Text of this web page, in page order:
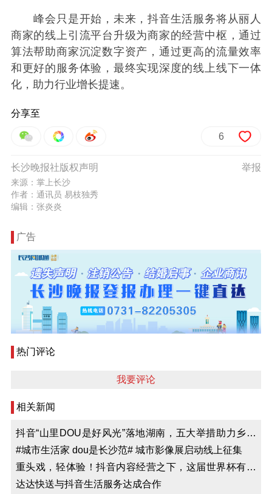
峰会只是开始，未来，抖音生活服务将从丽人
商家的线上引流平台升级为商家的经营中枢，通过
算法帮助商家沉淀数字资产，通过更高的流量效率
和更好的服务体验，最终实现深度的线上线下一体
化，助力行业增长提速。
分享至
6
举报
长沙晚报社版权声明
来源：掌上长沙
作者：通讯员 易枝独秀
编辑：张炎炎
广告
热门评论
我要评论
相关新闻
抖音“山里DOU是好风光”落地湖南，五大举措助力乡村
文旅发展
#城市生活家 dou是长沙范# 城市影像展启动线上征集
重头戏，轻体验！抖音内容经营之下，这届世界杯有什
么不一样？
达达快送与抖音生活服务达成合作